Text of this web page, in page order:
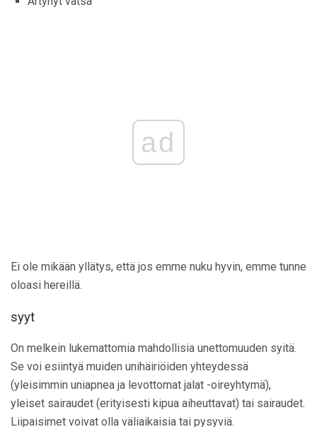
ad
Ei ole mikään yllätys, että jos emme nuku hyvin, emme tunne
oloasi hereillä.
syyt
On melkein lukemattomia mahdollisia unettomuuden syitä.
Se voi esiintyä muiden unihäiriöiden yhteydessä
(yleisimmin uniapnea ja levottomat jalat -oireyhtymä),
yleiset sairaudet (erityisesti kipua aiheuttavat) tai sairaudet.
Liipaisimet voivat olla väliaikaisia ​​tai pysyviä.